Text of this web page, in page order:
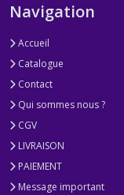
Navigation
Accueil
Catalogue
Contact
Qui sommes nous ?
CGV
LIVRAISON
PAIEMENT
Message important